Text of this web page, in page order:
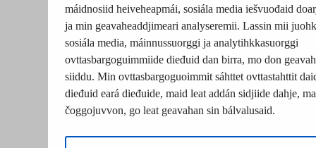
máidnosiid heiveheapmái, sosiála media iešvuođaid
ja min geavaheaddjimeari analyseremii. Lassin mii
sosiála media, máinnussuorggi ja analytihkkasuorggi
ovttasbargoguimmiide dieđuid dan birra, mo don
siiddu. Min ovttasbargoguoimmit sáhttet ovttastahttit
dieđuid eará dieđuide, maid leat addán sidjiide dahje,
čoggojuvvon, go leat geavahan sin bálvalusaid.